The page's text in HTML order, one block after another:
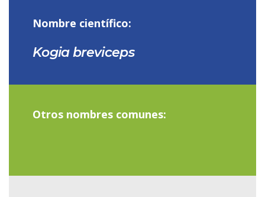
Nombre científico:
Kogia breviceps
Otros nombres comunes: